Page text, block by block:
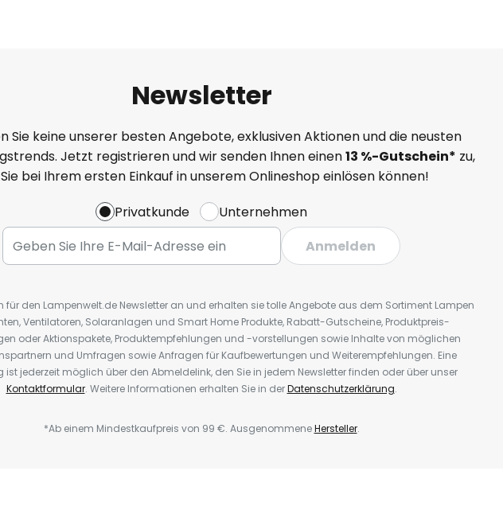
Newsletter
Sie keine unserer besten Angebote, exklusiven Aktionen und die neusten
Jetzt registrieren und wir senden Ihnen einen13 %-Gutschein* zu,
bei Ihrem ersten Einkauf in unserem Onlineshop einlösen können!
Privatkunde
Unternehmen
Anmelden
für den Lampenwelt.de Newsletter an und erhalten sie tolle Angebote aus dem Sortiment Lampen
Ventilatoren, Solaranlagen und Smart Home Produkte, Rabatt-Gutscheine, Produktpreis-
oder Aktionspakete, Produktempfehlungen und -vorstellungen sowie Inhalte von möglichen
und Umfragen sowie Anfragen für Kaufbewertungen und Weiterempfehlungen. Eine
ist jederzeit möglich über den Abmeldelink, den Sie in jedem Newsletter finden oder über unser
Kontaktformular. Weitere Informationen erhalten Sie in derDatenschutzerklärung.
*Ab einem Mindestkaufpreis von 99 €. AusgenommeneHersteller.